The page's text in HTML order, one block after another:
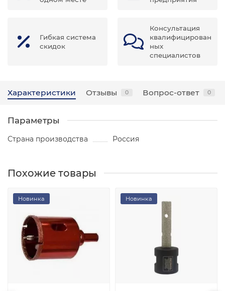
Гибкая система
скидок
Консультация
квалифицирован
ных
специалистов
Характеристики Отзывы 0 Вопрос-ответ 0
Параметры
Страна производства Россия
Похожие товары
Новинка Новинка